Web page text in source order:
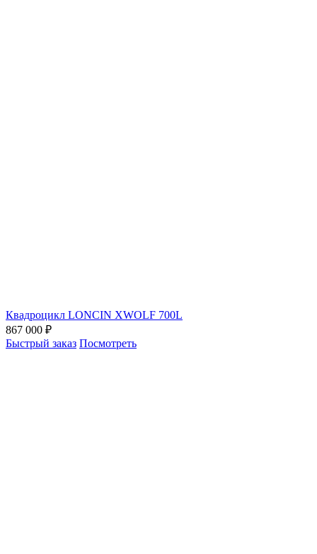
Квадроцикл LONCIN XWOLF 700L
867 000 ₽
Быстрый заказ Посмотреть